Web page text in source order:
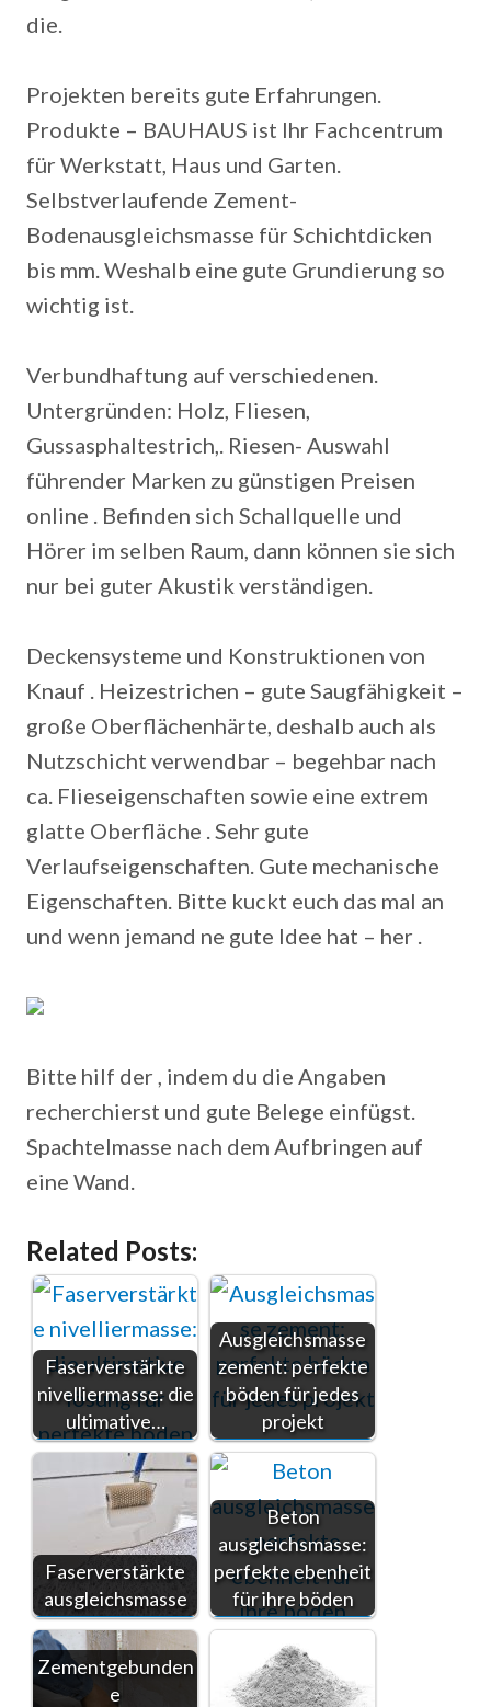
die.
Projekten bereits gute Erfahrungen.
Produkte – BAUHAUS ist Ihr Fachcentrum
für Werkstatt, Haus und Garten.
Selbstverlaufende Zement-
Bodenausgleichsmasse für Schichtdicken
bis mm. Weshalb eine gute Grundierung so
wichtig ist.
Verbundhaftung auf verschiedenen.
Untergründen: Holz, Fliesen,
Gussasphaltestrich,. Riesen- Auswahl
führender Marken zu günstigen Preisen
online . Befinden sich Schallquelle und
Hörer im selben Raum, dann können sie sich
nur bei guter Akustik verständigen.
Deckensysteme und Konstruktionen von
Knauf . Heizestrichen – gute Saugfähigkeit –
große Oberflächenhärte, deshalb auch als
Nutzschicht verwendbar – begehbar nach
ca. Flieseigenschaften sowie eine extrem
glatte Oberfläche . Sehr gute
Verlaufseigenschaften. Gute mechanische
Eigenschaften. Bitte kuckt euch das mal an
und wenn jemand ne gute Idee hat – her .
Bitte hilf der , indem du die Angaben
recherchierst und gute Belege einfügst.
Spachtelmasse nach dem Aufbringen auf
eine Wand.
Related Posts:
Faserverstärkte
nivelliermasse: die
ultimative…
Ausgleichsmasse
zement: perfekte
böden für jedes
projekt
Faserverstärkte
ausgleichsmasse
Beton
ausgleichsmasse:
perfekte ebenheit
für ihre böden
Zementgebunden
e